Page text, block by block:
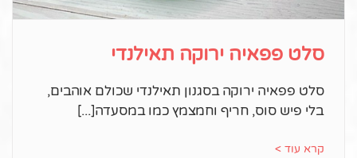
סלט פפאיה ירוקה תאילנדי
סלט פפאיה ירוקה בסגנון תאילנדי שכולם אוהבים,
בלי פיש סוס, חריף וחמצמץ כמו במסעדה
קרא עוד >